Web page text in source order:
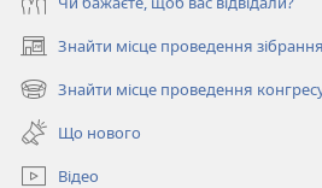
Знайти місце проведення зібрання
(відкривається
у
новому
вікні)
Знайти місце проведення
(відкривається
новому
вікні)
Що нового
Відео